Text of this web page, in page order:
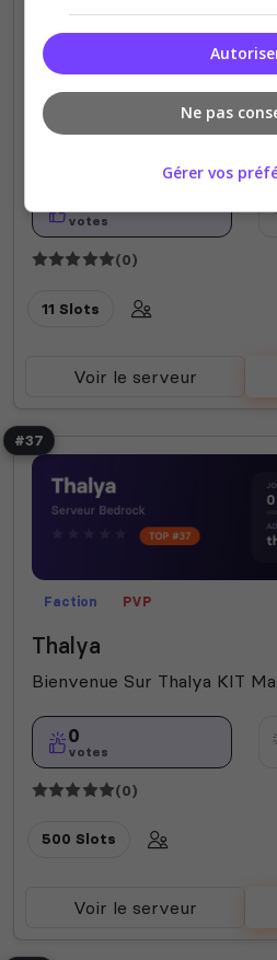
DragonXMining
votes
(0)
11 Slots
Voir le serveur
#37
Faction PVP
Thalya
Bienvenue Sur Thalya KIT
0
votes
(0)
500 Slots
Voir le serveur
Ne pas
Gérer vos